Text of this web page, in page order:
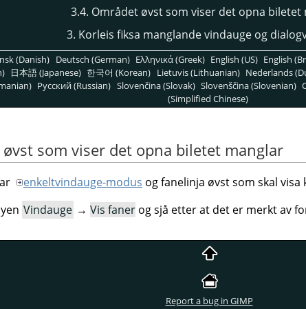
3.4. Området øvst som viser det opna biletet
3. Korleis fiksa manglande vindauge og
(Danish) Deutsch (German) Ελληνικά (Greek) English (US) English
日本語 (Japanese) 한국어 (Korean) Lietuvis (Lithuanian) Nederlands
Pусский (Russian) Slovenčina (Slovak) Slovenščina (Slovenian)
(Simplified Chinese)
som viser det opna biletet manglar
enkeltvindauge-modus og fanelinja øvst som skal
Vindauge → Vis faner og sjå etter at det er merkt av
Report a bug in GIMP